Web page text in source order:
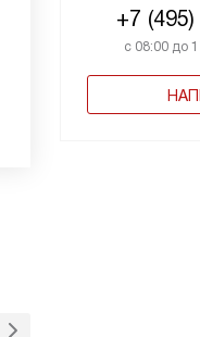
+7
с 08:00 до